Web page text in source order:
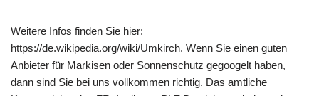
Weitere Infos finden Sie hier:
https://de.wikipedia.org/wiki/Umkirch. Wenn Sie einen guten
Anbieter für Markisen oder Sonnenschutz gegoogelt haben,
dann sind Sie bei uns vollkommen richtig. Das amtliche